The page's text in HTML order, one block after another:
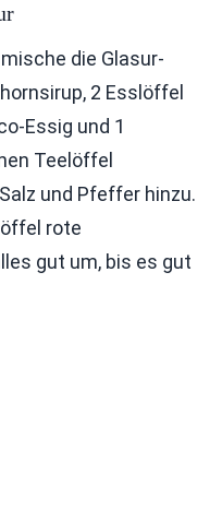
die Glasur-
2 Esslöffel
Essig und 1
Teelöffel
und Pfeffer hinzu.
rote
gut um, bis es gut